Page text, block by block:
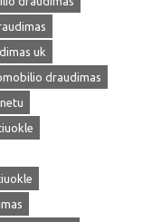
uk
draudimas